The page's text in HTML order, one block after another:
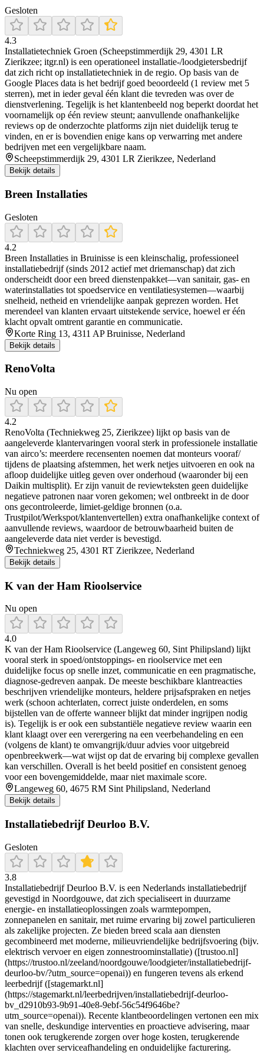
Gesloten
4.3
Installatietechniek Groen (Scheepstimmerdijk 29, 4301 LR
Zierikzee; itgr.nl) is een operationeel installatie-/loodgietersbedrijf
dat zich richt op installatietechniek in de regio. Op basis van de
Google Places data is het bedrijf goed beoordeeld (1 review met 5
sterren), met in ieder geval één klant die tevreden was over de
dienstverlening. Tegelijk is het klantenbeeld nog beperkt doordat het
voornamelijk op één review steunt; aanvullende onafhankelijke
reviews op de onderzochte platforms zijn niet duidelijk terug te
vinden, en er is bovendien enige kans op verwarring met andere
bedrijven met een vergelijkbare naam.
Scheepstimmerdijk 29, 4301 LR Zierikzee, Nederland
Bekijk details
Breen Installaties
Gesloten
4.2
Breen Installaties in Bruinisse is een kleinschalig, professioneel
installatiebedrijf (sinds 2012 actief met driemanschap) dat zich
onderscheidt door een breed dienstenpakket—van sanitair, gas- en
waterinstallaties tot spoedservice en ventilatiesystemen—waarbij
snelheid, netheid en vriendelijke aanpak geprezen worden. Het
merendeel van klanten ervaart uitstekende service, hoewel er één
klacht opvalt omtrent garantie en communicatie.
Korte Ring 13, 4311 AP Bruinisse, Nederland
Bekijk details
RenoVolta
Nu open
4.2
RenoVolta (Techniekweg 25, Zierikzee) lijkt op basis van de
aangeleverde klantervaringen vooral sterk in professionele installatie
van airco’s: meerdere recensenten noemen dat monteurs vooraf/
tijdens de plaatsing afstemmen, het werk netjes uitvoeren en ook na
afloop duidelijke uitleg geven over onderhoud (waaronder bij een
Daikin multisplit). Er zijn vanuit de reviewteksten geen duidelijke
negatieve patronen naar voren gekomen; wel ontbreekt in de door
ons gecontroleerde, limiet-geldige bronnen (o.a.
Trustpilot/Werkspot/klantenvertellen) extra onafhankelijke context of
aanvullende reviews, waardoor de betrouwbaarheid buiten de
aangeleverde data niet verder is bevestigd.
Techniekweg 25, 4301 RT Zierikzee, Nederland
Bekijk details
K van der Ham Rioolservice
Nu open
4.0
K van der Ham Rioolservice (Langeweg 60, Sint Philipsland) lijkt
vooral sterk in spoed/ontstoppings- en rioolservice met een
duidelijke focus op snelle inzet, communicatie en een pragmatische,
diagnose-gedreven aanpak. De meeste beschikbare klantreacties
beschrijven vriendelijke monteurs, heldere prijsafspraken en netjes
werk (schoon achterlaten, correct juiste onderdelen, en soms
bijstellen van de offerte wanneer blijkt dat minder ingrijpen nodig
is). Tegelijk is er ook een substantiële negatieve review waarin een
klant klaagt over een verergering na een veerbehandeling en een
(volgens de klant) te omvangrijk/duur advies voor uitgebreid
openbreekwerk—wat wijst op dat de ervaring bij complexe gevallen
kan verschillen. Overall is het beeld positief en consistent genoeg
voor een bovengemiddelde, maar niet maximale score.
Langeweg 60, 4675 RM Sint Philipsland, Nederland
Bekijk details
Installatiebedrijf Deurloo B.V.
Gesloten
3.8
Installatiebedrijf Deurloo B.V. is een Nederlands installatiebedrijf
gevestigd in Noordgouwe, dat zich specialiseert in duurzame
energie- en installatieoplossingen zoals warmtepompen,
zonnepanelen en sanitair, met ruime ervaring bij zowel particulieren
als zakelijke projecten. Ze bieden breed scala aan diensten
gecombineerd met moderne, milieuvriendelijke bedrijfsvoering (bijv.
elektrisch vervoer en eigen zonnestroominstallatie) ([trustoo.nl]
(https://trustoo.nl/zeeland/noordgouwe/loodgieter/installatiebedrijf-
deurloo-bv/?utm_source=openai)) en fungeren tevens als erkend
leerbedrijf ([stagemarkt.nl]
(https://stagemarkt.nl/leerbedrijven/installatiebedrijf-deurloo-
bv_d2910b93-9b91-40e8-9ebf-56c54f9646be?
utm_source=openai)). Recente klantbeoordelingen vertonen een mix
van snelle, deskundige interventies en proactieve advisering, maar
tonen ook terugkerende zorgen over hoge kosten, terugkerende
klachten over serviceafhandeling en onduidelijke facturering.